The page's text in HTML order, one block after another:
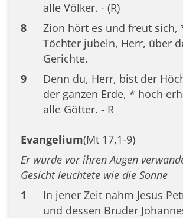
alle Völker. - (R)
8
Zion hört es und freut sich,
Töchter jubeln, Herr, über
Gerichte.
9
Denn du, Herr, bist der
der ganzen Erde, * hoch
alle Götter. - R
Evangelium(Mt 17,1-9)
Er wurde vor ihren Augen
Gesicht leuchtete wie die Sonne
1
In jener Zeit nahm Jesus
und dessen Bruder